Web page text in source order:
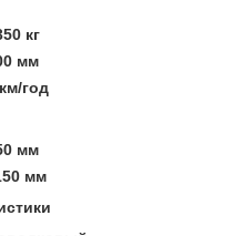
кг
мм
год
мм
мм